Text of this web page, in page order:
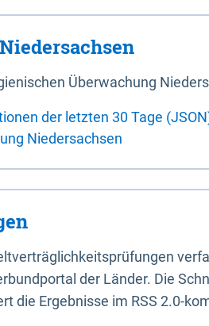
Überwachung
der letzten 30 Tage
Niedersachsen
der Länder. Die
die Ergebnisse im RSS 2.0-